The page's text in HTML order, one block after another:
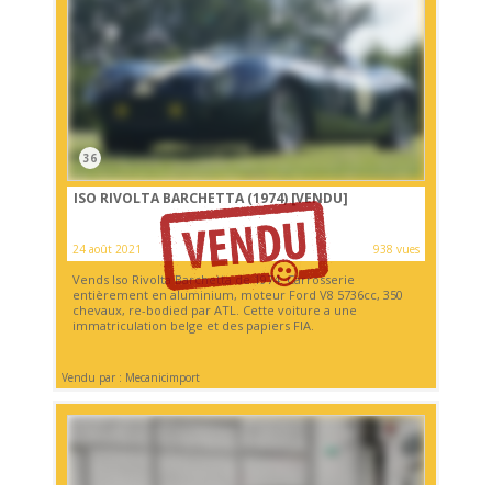
36
ISO RIVOLTA BARCHETTA (1974)[VENDU]
24 août 2021 938 vues
Vends Iso Rivolta Barchetta de 1974. Carrosserie
entièrement en aluminium, moteur Ford V8 5736cc, 350
chevaux, re-bodied par ATL. Cette voiture a une
immatriculation belge et des papiers FIA.
Vendu par : Mecanicimport